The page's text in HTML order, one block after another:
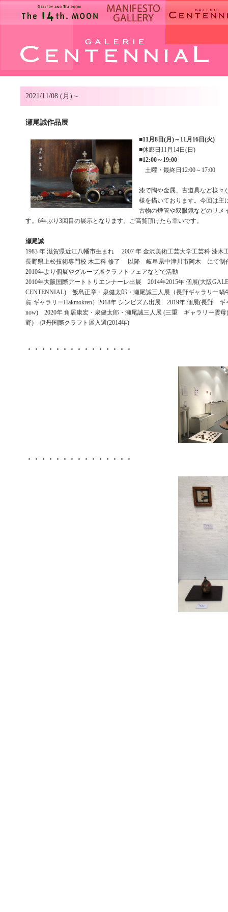
2021/11/08 (月)～
瀬尾誠作品展
■11月8日(月)～11月16日(火)
■休廊日11月14日(日)
■12:00～19:00
土曜・最終日12:00～17:00
漆で陶や金属、古道具など様々
様を描いております。今回は主
古物の煙管や双眼鏡などのリメ
す。6年ぶり3回目の展示となります。ご高覧頂けたら幸いです。
瀬尾誠
1983 年 滋賀県近江八幡市生まれ 2007 年 金沢美術工芸大学工芸科 漆
長野県上松技術専門校 木工科 修了 以降 岐阜県中津川市阿木 にて制
2010年より個展やグループ展クラフトフェアなどで活動
2010年大阪国際アートトリエンナーレ出展 2014年2015年 個展(大阪
CENTENNIAL) 飯島正章・泉健太郎・瀬尾誠三人展（長野ギャラリー蝸
賀 ギャラリーHakmokren）2018年 シンビズム出展 2019年 個展(長野 ギ
now) 2020年 角居康宏・泉健太郎・瀬尾誠三人展 (三重 ギャラリー雲
野) 伊丹国際クラフト展入選(2014年)
・・・・・・・・・・・・・・・
・・・・・・・・・・・・・・・